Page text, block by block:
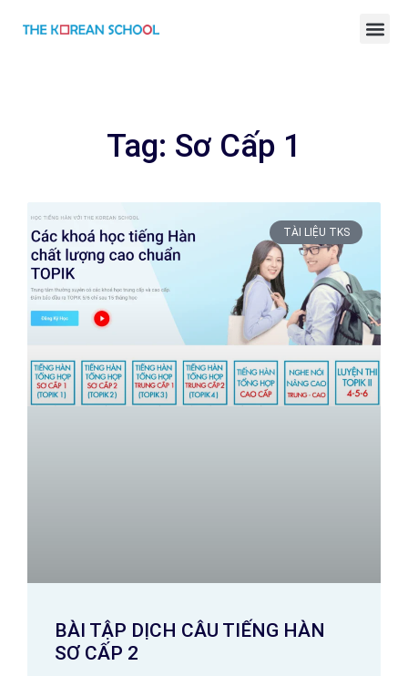
Tag: Sơ Cấp 1
TÀI LIỆU TKS
BÀI TẬP DỊCH CÂU TIẾNG HÀN
SƠ CẤP 2